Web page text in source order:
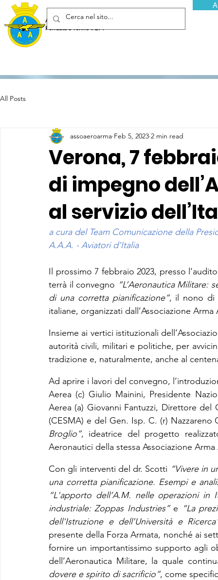
Associazione Arma Aeronautica - Aviatori d'Italia ETS
Fondata a Torino il 29 febbraio 1952
All Posts
Verona, 7
di impegno
al servizio
assoaeroarma Feb 5, 2023 2 min read
a cura del Team Comunicazione della
A.A.A. - Aviatori d’Italia
Il prossimo 7 febbraio 2023, presso
terrà il convegno “L’Aeronautica Militare:
di una corretta pianificazione”, il nono di
italiane, organizzati dall’Associazione
Insieme ai vertici istituzionali
autorità civili, militari e politiche, per
tradizione e, naturalmente, anche al
Ad aprire i lavori del convegno,
Aerea (c) Giulio Mainini, Presidente
Aerea (a) Giovanni Fantuzzi, Direttore
(CESMA) e del Gen. Isp. C. (r)
Broglio”, ideatrice del progetto
Aeronautici della stessa Associazione
Con gli interventi del dr. Scotti “Vivere in
una corretta pianificazione. Esempi e
“L'apporto dell’A.M. nelle operazioni in
industriale: Zoppas Industries” e “La
dell'Istruzione e dell’Università e
presente della Forza Armata, nonché ai
fornire un importantissimo supporto agli
dell’Aeronautica Militare, la quale
dovere e spirito di sacrificio”, come